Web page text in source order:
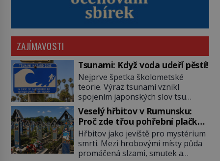
ZAJÍMAVOSTI
Tsunami: Když voda udeří pěstí!
Nejprve špetka školometské
teorie. Výraz tsunami vznikl
spojením japonských slov tsu
(přístav) a nami (vlna). Jedná se o
dlouhou vlnu, která je na volném
moři takřka nepostřehnutelná.
Ačkoli je vlnová délka tsunami i 300
kilometrů, výška vlny na volném
moři je maximálně 1,5 metru.
Veselý hřbitov v Rumunsku:
Proč zde třou pohřební plačky
bídu s nouzí?
Hřbitov jako jeviště pro mystérium
smrti. Mezi hrobovými místy půda
promáčená slzami, smutek a